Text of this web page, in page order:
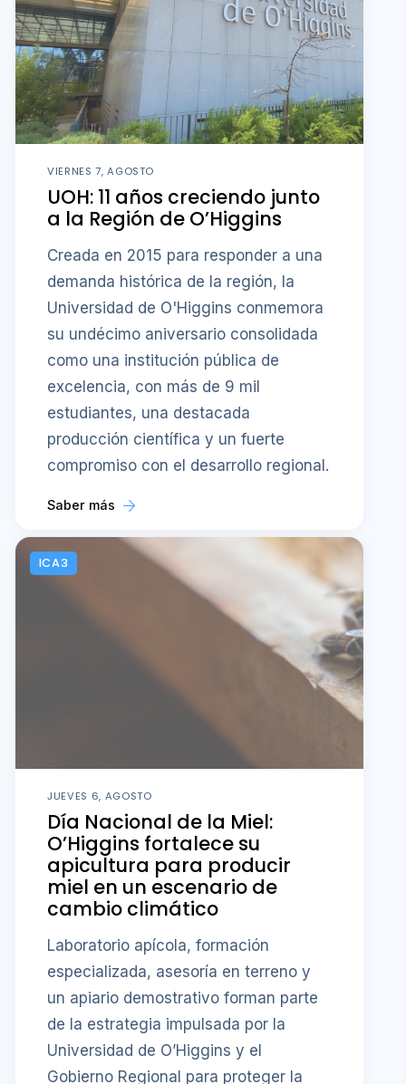
VIERNES 7, AGOSTO
UOH: 11 años creciendo junto
a la Región de O’Higgins
Creada en 2015 para responder a una
demanda histórica de la región, la
Universidad de O'Higgins conmemora
su undécimo aniversario consolidada
como una institución pública de
excelencia, con más de 9 mil
estudiantes, una destacada
producción científica y un fuerte
compromiso con el desarrollo regional.
Saber más
ICA3
JUEVES 6, AGOSTO
Día Nacional de la Miel:
O’Higgins fortalece su
apicultura para producir
miel en un escenario de
cambio climático
Laboratorio apícola, formación
especializada, asesoría en terreno y
un apiario demostrativo forman parte
de la estrategia impulsada por la
Universidad de O’Higgins y el
Gobierno Regional para proteger la